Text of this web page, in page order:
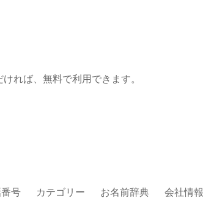
れば、無料で利用できます。
号 カテゴリー お名前辞典 会社情報